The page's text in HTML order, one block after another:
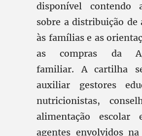
disponível contendo
sobre a distribuição de
às famílias e as
as compras da
familiar. A cartilha
auxiliar gestores
nutricionistas,
alimentação escolar
agentes envolvidos na